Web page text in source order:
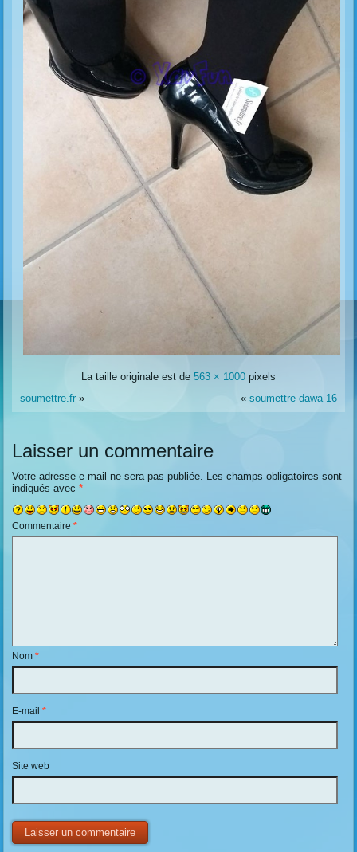
La taille originale est de 563 × 1000 pixels
soumettre.fr » « soumettre-dawa-16
Laisser un commentaire
Votre adresse e-mail ne sera pas publiée.
Les champs obligatoires sont
indiqués avec*
Commentaire*
Nom*
E-mail*
Site web